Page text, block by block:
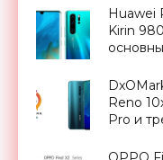
Huawei
Kirin
Reno
Pro и